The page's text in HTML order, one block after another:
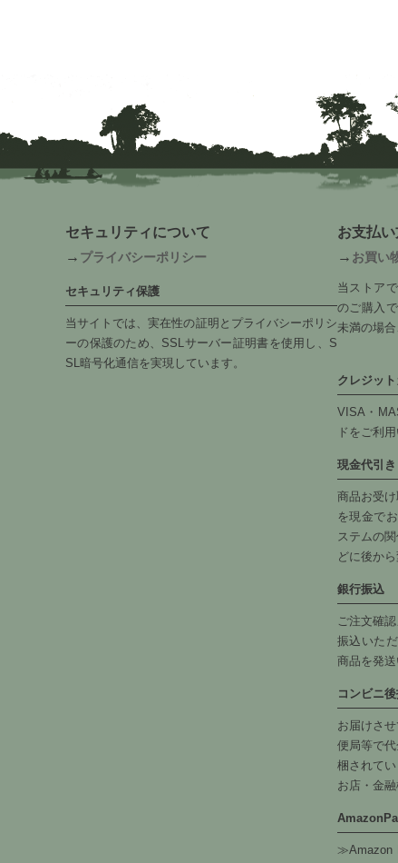
セキュリティについて
→ プライバシーポリシー
セキュリティ保護
当サイトでは、実在性の証明とプライバシーポリシ
ーの保護のため、SSLサーバー証明書を使用し、S
SL暗号化通信を実現しています。
お支払
→ お買い
当ストア
のご購入
未満の場合
クレジッ
VISA・
ドをご利
現金代引き
商品お受
を現金で
ステムの
どに後か
銀行振込
ご注文確
振込いた
商品を発送
コンビニ
お届けさ
便局等で
梱されて
お店・金
≫Amazon